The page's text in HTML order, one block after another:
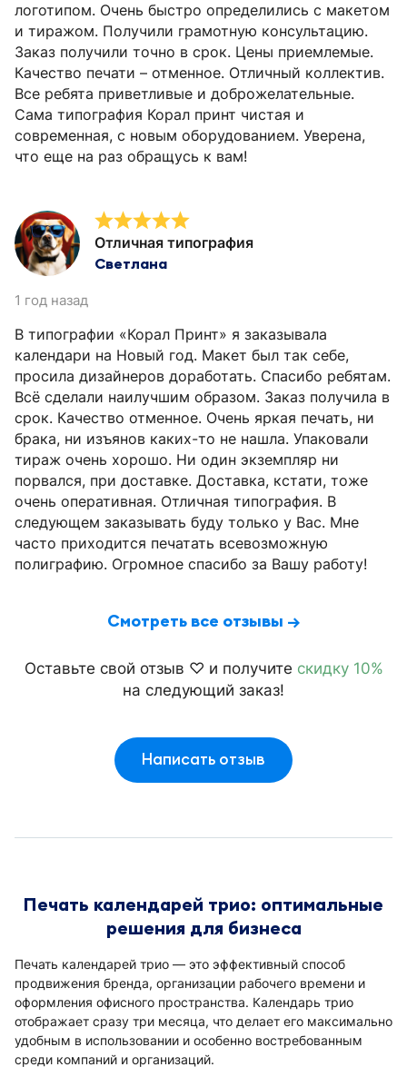
логотипом. Очень быстро определились с макетом
и тиражом. Получили грамотную консультацию.
Заказ получили точно в срок. Цены приемлемые.
Качество печати – отменное. Отличный коллектив.
Все ребята приветливые и доброжелательные.
Сама типография Корал принт чистая и
современная, с новым оборудованием. Уверена,
что еще на раз обращусь к вам!
Отличная типография
Светлана
1 год назад
В типографии «Корал Принт» я заказывала
календари на Новый год. Макет был так себе,
просила дизайнеров доработать. Спасибо ребятам.
Всё сделали наилучшим образом. Заказ получила в
срок. Качество отменное. Очень яркая печать, ни
брака, ни изъянов каких-то не нашла. Упаковали
тираж очень хорошо. Ни один экземпляр ни
порвался, при доставке. Доставка, кстати, тоже
очень оперативная. Отличная типография. В
следующем заказывать буду только у Вас. Мне
часто приходится печатать всевозможную
полиграфию. Огромное спасибо за Вашу работу!
Смотреть все отзывы →
Оставьте свой отзыв ♡ и получите скидку 10%
на следующий заказ!
Написать отзыв
Печать календарей трио: оптимальные
решения для бизнеса
Печать календарей трио — это эффективный способ
продвижения бренда, организации рабочего времени и
оформления офисного пространства. Календарь трио
отображает сразу три месяца, что делает его максимально
удобным в использовании и особенно востребованным
среди компаний и организаций.